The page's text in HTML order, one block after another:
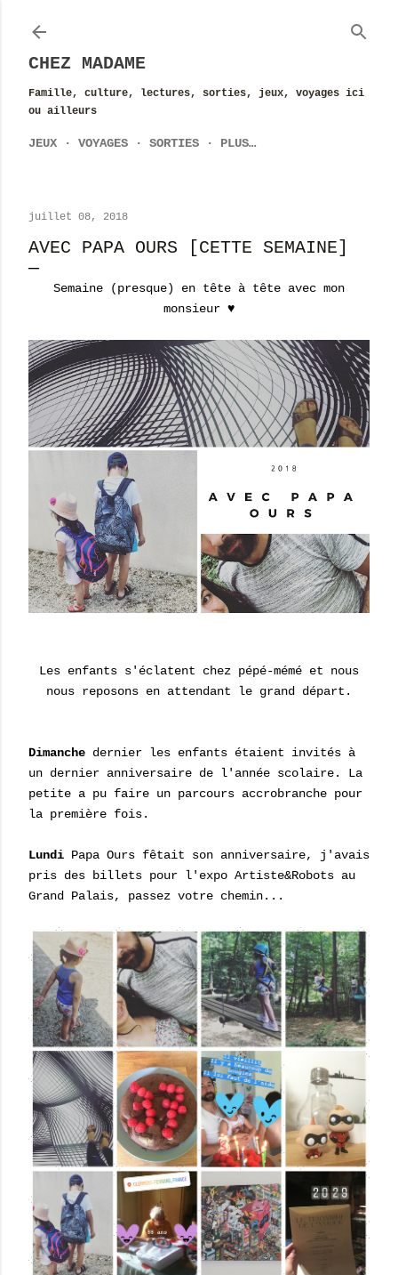
CHEZ MADAME
Famille, culture, lectures, sorties, jeux, voyages ici
ou ailleurs
JEUX VOYAGES SORTIES PLUS…
juillet 08, 2018
AVEC PAPA OURS [CETTE SEMAINE]
Semaine (presque) en tête à tête avec mon
monsieur ♥
Les enfants s'éclatent chez pépé-mémé et nous
nous reposons en attendant le grand départ.
Dimanche dernier les enfants étaient invités à
un dernier anniversaire de l'année scolaire. La
petite a pu faire un parcours accrobranche pour
la première fois.
Lundi Papa Ours fêtait son anniversaire, j'avais
pris des billets pour l'expo Artiste&Robots au
Grand Palais, passez votre chemin...